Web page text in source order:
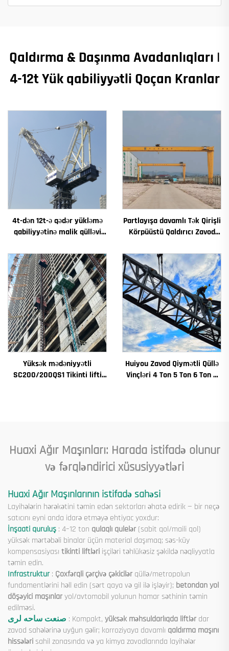
Qaldırma & Daşınma Avadanlıqları |
4-12t Yük qabiliyyətli Qoçan Kranlar
4t-dən 12t-ə qədər yükləmə
qabiliyyətinə malik qülləvi
motorlaşdırıcı əsas
Partlayışa davamlı Tək Qirişli
Körpüüstü Qaldırıcı Zavod
Hərəkətli Körpü Qaldırıcısı
Mini Puente Grua Qiyməti
Yüksək mədəniyyətli
SC200/200QS1 Tikinti lifti
Huiyou Zavod Qiymətli Qüllə
Vinçləri 4 Ton 5 Ton 6 Ton 8
Huaxi Ağır Maşınları: Harada istifadə olunur
və fərqləndirici xüsusiyyətləri
Huaxi Ağır Maşınlarının istifadə sahəsi
Layihələrin hərəkətini təmin edən sektorları əhatə edirik — bir neçə
satıcını eyni anda idarə etməyə ehtiyac yoxdur:
İnşaati quruluş : 4–12 ton qulaqlı qulelər (sabit qol/maili qol)
yüksək mərtəbəli binalar üçün material daşımaq; səs-küy
kompensasiyası tikinti liftləri işçiləri təhlükəsiz şəkildə nəqliyyatla
təmin edin.
Infrastruktur: Çoxfərqli çərçivə çəkicilər qüllə/metropolun
fundamentlərini həll edin (sərt qaya və gil ilə işləyir); betondan yol
döşəyici maşınlaryol/avtomobil yolunun hamar səthinin təmin
edilməsi.
: Kompakt, yüksək məhsuldarlıqda liftlər dar
zavod sahələrinə uyğun gəlir; korroziyaya davamlı qaldırma maşını
hissələri sahil zonasında və ya kimya zavodlarında layihələr